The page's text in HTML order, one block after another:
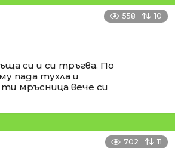
558 10
си и си тръгва. По
пада тухла и
мръсница вече си
702 11